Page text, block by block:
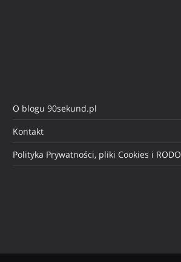
O blogu 90sekund.pl
Kontakt
Polityka Prywatności, pliki Cookies i RODO